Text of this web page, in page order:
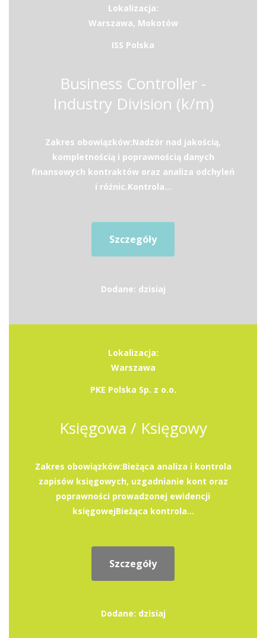
Lokalizacja:
Warszawa, Mokotów
ISS Polska
Business Controller -
Industry Division (k/m)
Zakres obowiązków:Nadzór nad jakością,
kompletnością i poprawnością danych
finansowych kontraktów oraz analiza odchyleń
i różnic.Kontrola...
Szczegóły
Dodane: dzisiaj
Lokalizacja:
Warszawa
PKE Polska Sp. z o.o.
Księgowa / Księgowy
Zakres obowiązków:Bieżąca analiza i kontrola
zapisów księgowych, uzgadnianie kont oraz
poprawności prowadzonej ewidencji
księgowejBieżąca kontrola...
Szczegóły
Dodane: dzisiaj